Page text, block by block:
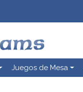
Juegos de Mesa